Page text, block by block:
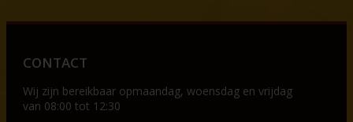
CONTACT
Wij zijn bereikbaar opmaandag, woensdag en vrijdag
van 08:00 tot 12:30